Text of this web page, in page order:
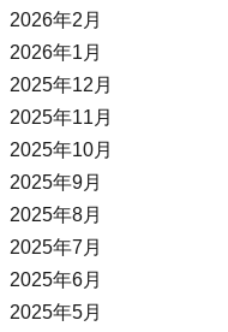
2026年2月
2026年1月
2025年12月
2025年11月
2025年10月
2025年9月
2025年8月
2025年7月
2025年6月
2025年5月